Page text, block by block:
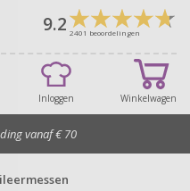
9.2 2401 beoordelingen
Inloggen Winkelwagen
vanaf € 70